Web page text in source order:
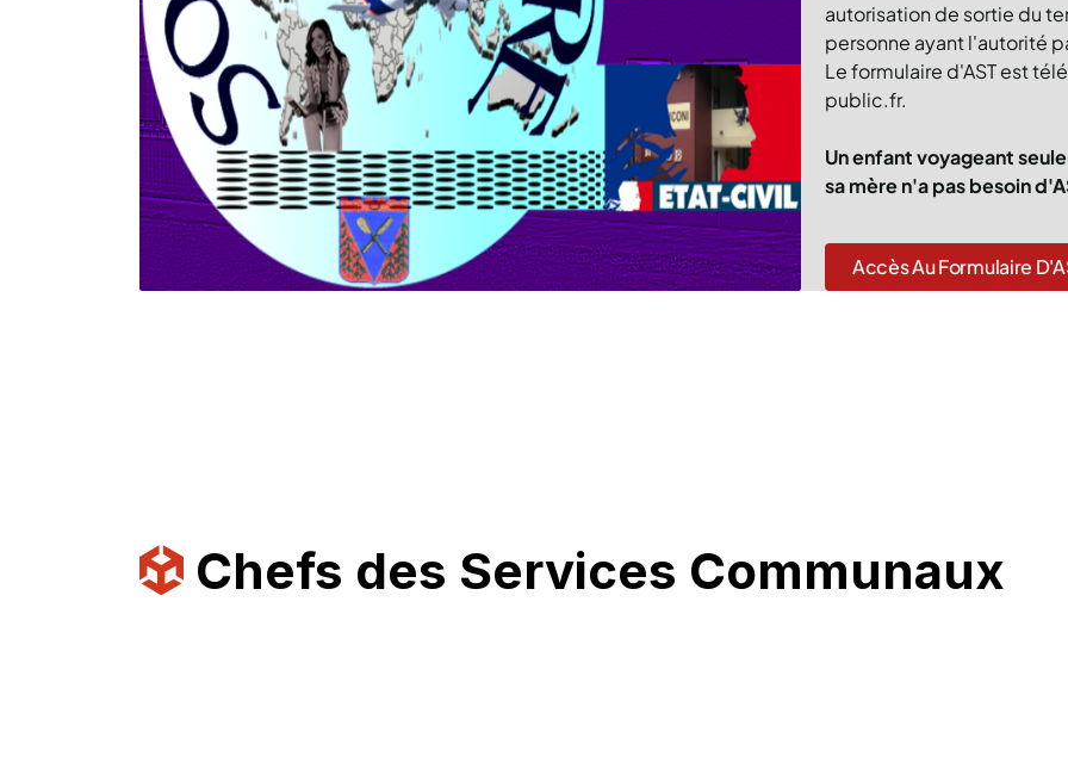
autorisation de sortie du
personne ayant l'autorité
Le formulaire d'AST est
public.fr.
Un enfant voyageant
sa mère n'a pas besoin
Accès Au Formulaire
Chefs des Services Communaux